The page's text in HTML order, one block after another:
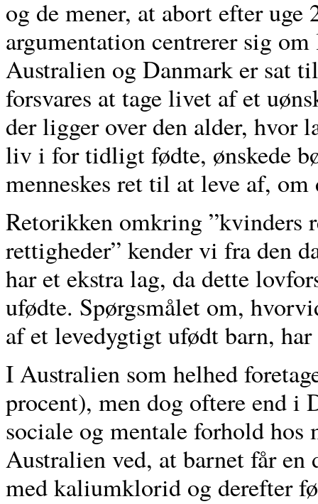
og de mener, at abort efter uge
argumentation centrerer sig
Australien og Danmark er sat
forsvares at tage livet af et
der ligger over den alder, hvor
liv i for tidligt fødte, ønskede
menneskes ret til at leve af,
Retorikken omkring ”kvinders
rettigheder” kender vi fra den
har et ekstra lag, da dette
ufødte. Spørgsmålet om,
af et levedygtigt ufødt barn,
I Australien som helhed
procent), men dog oftere end i
sociale og mentale forhold hos
Australien ved, at barnet får
med kaliumklorid og derefter